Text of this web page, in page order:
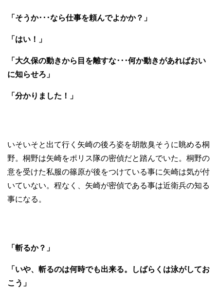
「そうか･･･なら仕事を頼んでよかか？」
「はい！」
「大久保の動きから目を離すな･･･何か動きがあればおい
に知らせろ」
「分かりました！」
いそいそと出て行く矢崎の後ろ姿を胡散臭そうに眺める桐
野。桐野は矢崎をポリス隊の密偵だと踏んでいた。桐野の
意を受けた私服の篠原が後をつけている事に矢崎は気が付
いていない。程なく、矢崎が密偵である事は近衛兵の知る
事になる。
「斬るか？」
「いや、斬るのは何時でも出来る。しばらくは泳がしてお
こう」